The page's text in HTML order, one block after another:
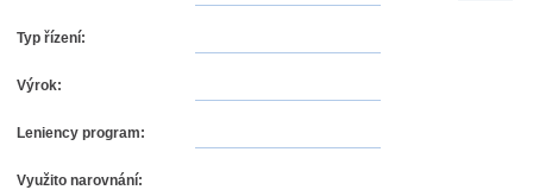
Typ řízení:
Výrok:
Leniency program:
Využito narovnání: